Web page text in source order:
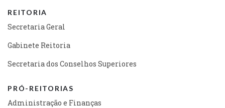
REITORIA
Secretaria Geral
Gabinete Reitoria
Secretaria dos Conselhos Superiores
PRÓ-REITORIAS
Administração e Finanças